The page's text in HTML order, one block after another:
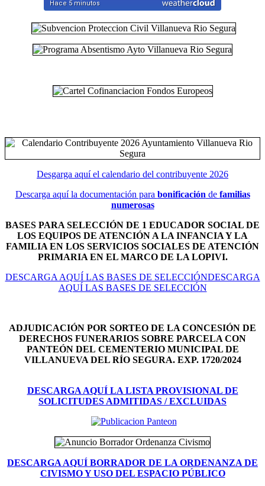
Desgarga aquí el calendario del contribuyente 2026
Descarga aquí la documentación para bonificación de familias
numerosas
BASES PARA SELECCIÓN DE 1 EDUCADOR SOCIAL DE
LOS EQUIPOS DE ATENCIÓN A LA INFANCIA Y LA
FAMILIA EN LOS SERVICIOS SOCIALES DE ATENCIÓN
PRIMARIA EN EL MARCO DE LA LOPIVI.
DESCARGA AQUÍ LAS BASES DE SELECCIÓNDESCARGA
AQUÍ LAS BASES DE SELECCIÓN
ADJUDICACIÓN POR SORTEO DE LA CONCESIÓN DE
DERECHOS FUNERARIOS SOBRE PARCELA CON
PANTEÓN DEL CEMENTERIO MUNICIPAL DE
VILLANUEVA DEL RÍO SEGURA. EXP. 1720/2024
DESCARGA AQUÍ LA LISTA PROVISIONAL DE
SOLICITUDES ADMITIDAS / EXCLUIDAS
DESCARGA AQUÍ BORRADOR DE LA ORDENANZA DE
CIVISMO Y USO DEL ESPACIO PÚBLICO